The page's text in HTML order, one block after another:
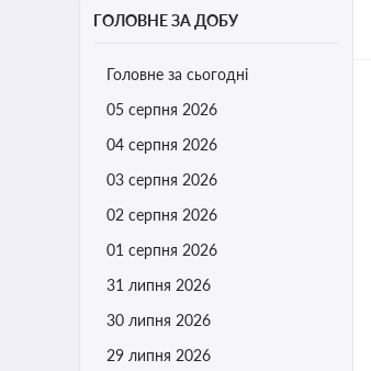
ГОЛОВНЕ ЗА ДОБУ
Головне за сьогодні
05 серпня 2026
04 серпня 2026
03 серпня 2026
02 серпня 2026
01 серпня 2026
31 липня 2026
30 липня 2026
29 липня 2026